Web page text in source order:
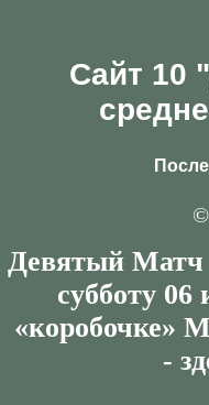
Сайт 10
©
Девятый Матч
субботу 06
«коробочке»
-